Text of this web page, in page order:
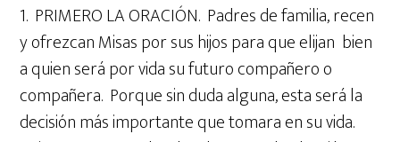
1. PRIMERO LA ORACIÓN. Padres de familia, recen
y ofrezcan Misas por sus hijos para que elijan bien
a quien será por vida su futuro compañero o
compañera. Porque sin duda alguna, esta será la
decisión más importante que tomara en su vida.